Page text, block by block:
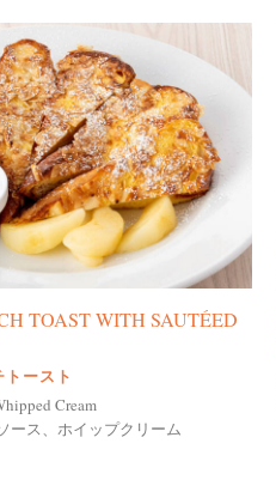
TOAST WITH SAUTÉED
ースト
Cream
ース、ホイップクリーム